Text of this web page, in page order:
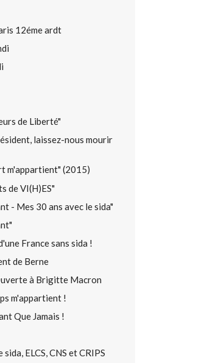
12éme ardt
de Liberté"
laissez-nous mourir
m'appartient" (2015)
de VI(H)ES"
- Mes 30 ans avec le sida"
France sans sida !
de Berne
à Brigitte Macron
m'appartient !
Que Jamais !
ELCS, CNS et CRIPS